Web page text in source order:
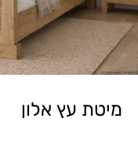
מיטת עץ אלון